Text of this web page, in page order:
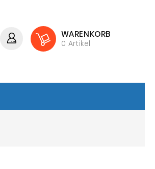
WARENKORB
0 Artikel